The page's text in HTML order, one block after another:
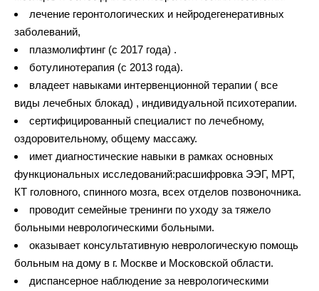
лечение геронтологических и нейродегенеративных
заболеваний,
плазмолифтинг (с 2017 года) .
ботулинотерапия (с 2013 года).
владеет навыками интервенционной терапии ( все
виды лечебных блокад) , индивидуальной психотерапии.
сертифицированный специалист по лечебному,
оздоровительному, общему массажу.
имет диагностические навыки в рамках основных
функциональных исследований:расшифровка ЭЭГ, МРТ,
КТ головного, спинного мозга, всех отделов позвоночника.
проводит семейные тренинги по уходу за тяжело
больными неврологическими больными.
оказывает консультативную неврологическую помощь
больным на дому в г. Москве и Московской области.
диспансерное наблюдение за неврологическими